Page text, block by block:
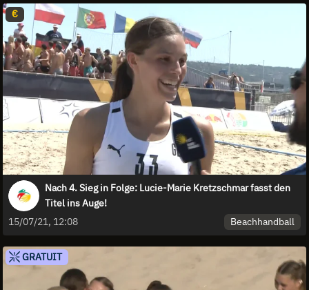
€
Nach 4. Sieg in Folge: Lucie-Marie Kretzschmar fasst den
Titel ins Auge!
15/07/21, 12:08
Beachhandball
GRATUIT